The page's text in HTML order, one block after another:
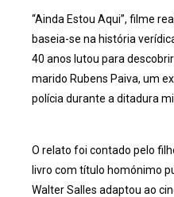
“Ainda Estou Aqui”, filme
baseia-se na história
40 anos lutou para
marido Rubens Paiva, um
polícia durante a ditadura
O relato foi contado pelo
livro com título homónimo
Walter Salles adaptou ao